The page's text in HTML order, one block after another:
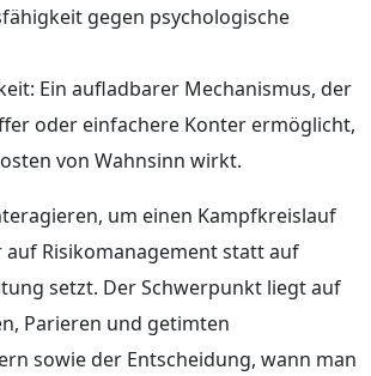
gegen psychologische
Ein aufladbarer Mechanismus, der
oder einfachere Konter ermöglicht,
von Wahnsinn wirkt.
um einen Kampfkreislauf
auf Risikomanagement statt auf
setzt. Der Schwerpunkt liegt auf
Parieren und getimten
sowie der Entscheidung, wann man